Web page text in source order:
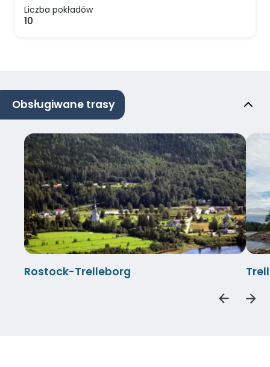
Liczba pokładów
10
Obsługiwane trasy
Rostock-Trelleborg